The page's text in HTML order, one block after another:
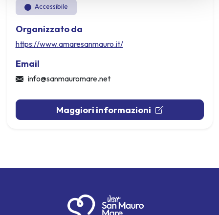
Accessibile
Organizzato da
https://www.amaresanmauro.it/
Email
info@sanmauromare.net
Maggiori informazioni